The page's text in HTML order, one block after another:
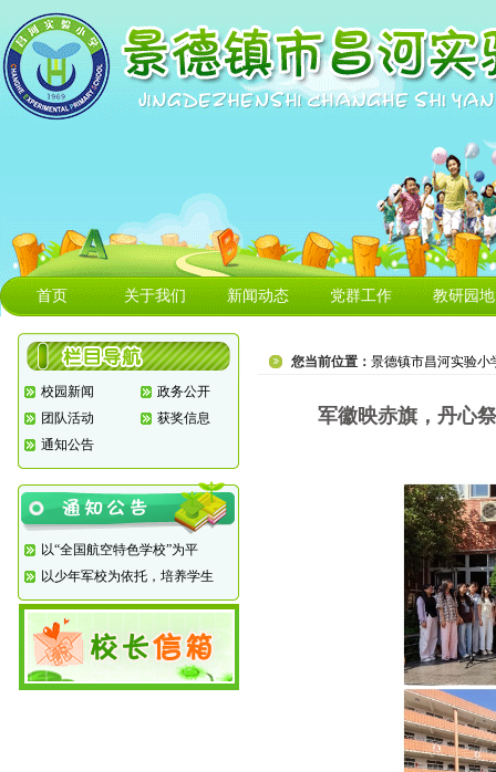
首页 关于我们 新闻动态 党群工作 教研园地
校园新闻
政务公开
团队活动
获奖信息
通知公告
以“全国航空特色学校”为平
以少年军校为依托，培养学生
您当前位置： 景德镇市昌河实验小
军徽映赤旗，丹心